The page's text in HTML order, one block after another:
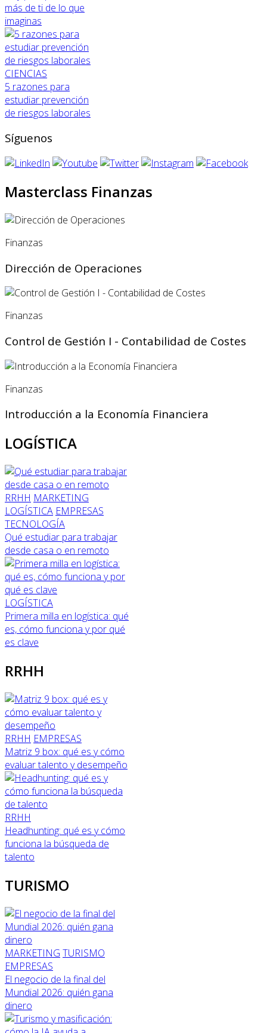
más de ti de lo que
imaginas
CIENCIAS
5 razones para
estudiar prevención
de riesgos laborales
Síguenos
Masterclass Finanzas
Finanzas
Dirección de Operaciones
Finanzas
Control de Gestión I - Contabilidad de Costes
Finanzas
Introducción a la Economía Financiera
LOGÍSTICA
RRHH MARKETING
LOGÍSTICA EMPRESAS
TECNOLOGÍA
Qué estudiar para trabajar
desde casa o en remoto
LOGÍSTICA
Primera milla en logística: qué
es, cómo funciona y por qué
es clave
RRHH
RRHH EMPRESAS
Matriz 9 box: qué es y cómo
evaluar talento y desempeño
RRHH
Headhunting: qué es y cómo
funciona la búsqueda de
talento
TURISMO
MARKETING TURISMO
EMPRESAS
El negocio de la final del
Mundial 2026: quién gana
dinero